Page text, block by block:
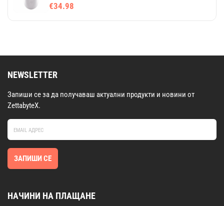
€34.98
NEWSLETTER
Запиши се за да получаваш актуални продукти и новини от
ZettabyteX.
ЗАПИШИ СЕ
НАЧИНИ НА ПЛАЩАНЕ